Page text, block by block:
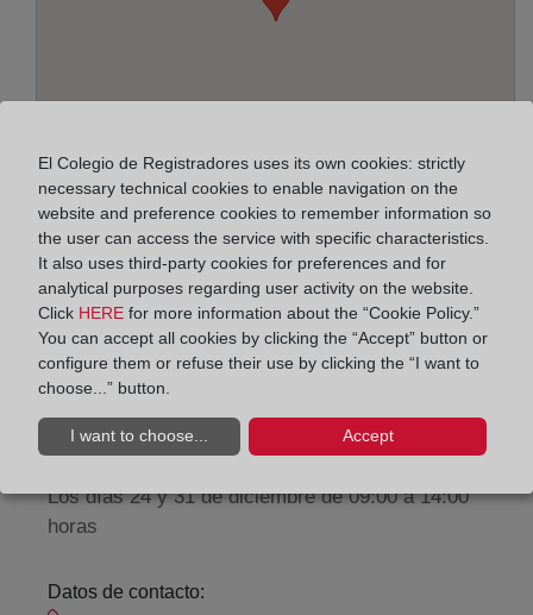
Address:
Paseo de la Zona Franca, 109-Edif. Torre Marina,
8038
Horario:
De lunes a viernes de 09:00 a 17:00 horas
Los días 24 y 31 de diciembre de 09:00 a 14:00
horas
Datos de contacto:
El Colegio de Registradores uses its own cookies: strictly
necessary technical cookies to enable navigation on the
website and preference cookies to remember information so
the user can access the service with specific characteristics.
It also uses third-party cookies for preferences and for
analytical purposes regarding user activity on the website.
Click HERE for more information about the “Cookie Policy.”
You can accept all cookies by clicking the “Accept” button or
configure them or refuse their use by clicking the “I want to
choose...” button.
I want to choose... Accept